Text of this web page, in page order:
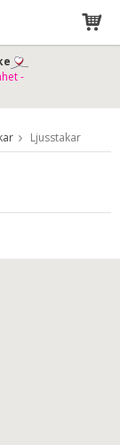
-
Ljusstakar